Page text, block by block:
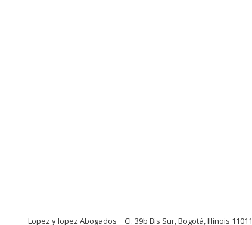
Lopez y lopez Abogados Cl. 39b Bis Sur, Bogotá, Illinois 11011